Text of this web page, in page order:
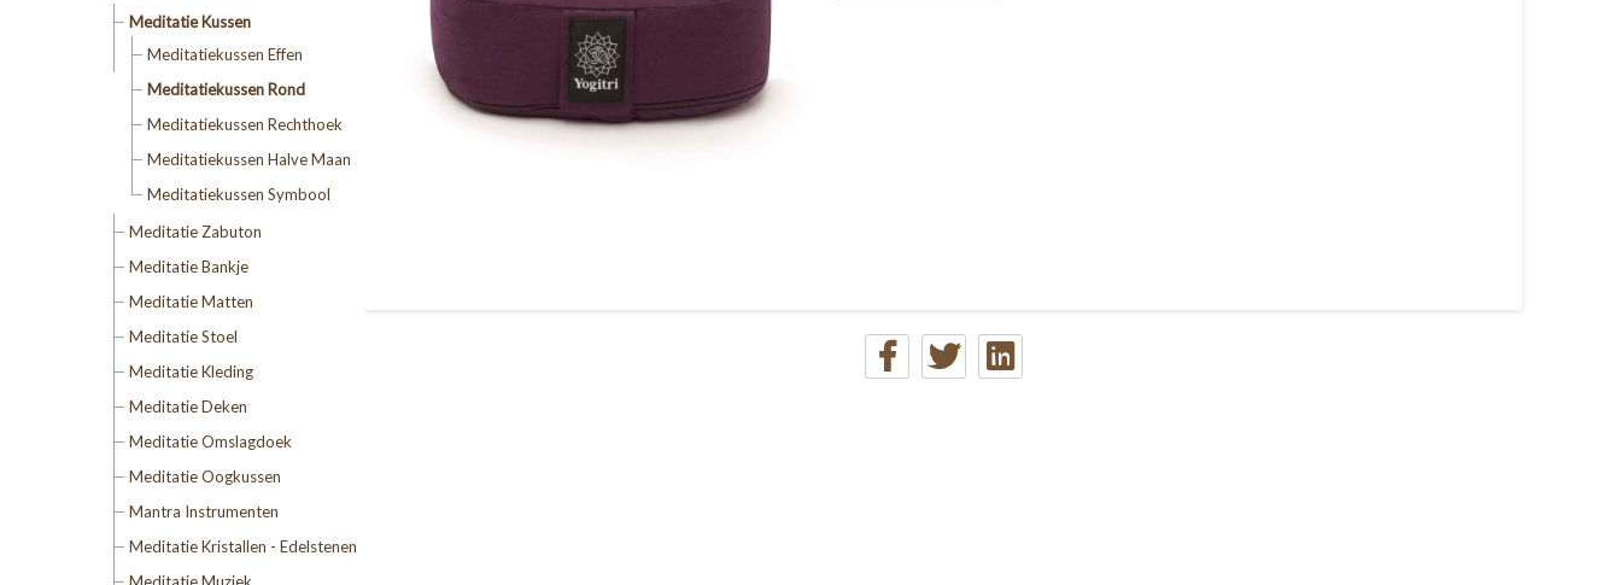
Meditatie Kussen
Meditatiekussen Effen
Meditatiekussen Rond
Meditatiekussen Rechthoek
Meditatiekussen Halve Maan
Meditatiekussen Symbool
Meditatie Zabuton
Meditatie Bankje
Meditatie Matten
Meditatie Stoel
Meditatie Kleding
Meditatie Deken
Meditatie Omslagdoek
Meditatie Oogkussen
Mantra Instrumenten
Meditatie Kristallen - Edelstenen